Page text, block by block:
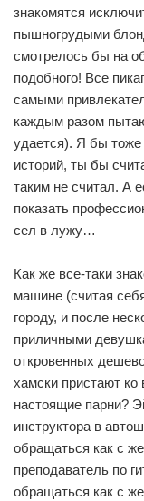
знакомятся
пышногрудыми
смотрелось бы на
подобного! Все
самыми
каждым разом
удается). Я бы тоже
историй, ты бы
таким не считал. А
показать
сел в лужу…
Как же все-таки
машине (считая
городу, и после
приличными
откровенных
хамски пристают
настоящие парни?
инструктора в
обращаться как с
преподаватель по
обращаться как с